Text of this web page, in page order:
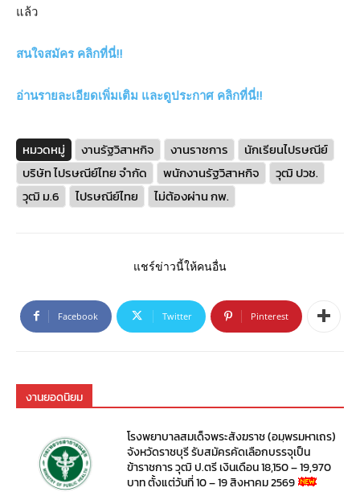
แล้ว
สนใจสมัคร คลิกที่นี่!!
อ่านรายละเอียดเพิ่มเติม และดูประกาศ คลิกที่นี่!!
หมวดหมู่ งานรัฐวิสาหกิจ งานราชการ
นักเรียนไปรษณีย์
บริษัท ไปรษณีย์ไทย จำกัด
พนักงานรัฐวิสาหกิจ
วุฒิ ปวช.
วุฒิ ม.6
ไปรษณีย์ไทย ไม่ต้องผ่าน กพ.
แชร์ข่าวนี้ให้คนอื่น
Facebook Twitter Pinterest
งานยอดนิยม
โรงพยาบาลสมเด็จพระสังฆราช (อมฺพรมหาเถร)
จังหวัดราชบุรี รับสมัครคัดเลือกบรรจุเป็น
ข้าราชการ วุฒิ ป.ตรี เงินเดือน 18,150 – 19,970
บาท ตั้งแต่วันที่ 10 – 19 สิงหาคม 2569